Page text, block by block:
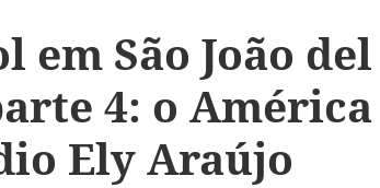
em São João
4: o América
Ely Araújo